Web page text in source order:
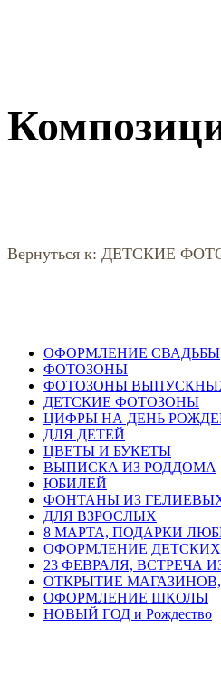
Вернуться к: ДЕТСКИЕ
ОФОРМЛЕНИЕ СВАДЬБЫ
ФОТОЗОНЫ
ФОТОЗОНЫ
ДЕТСКИЕ ФОТОЗОНЫ
ЦИФРЫ НА ДЕНЬ
ДЛЯ ДЕТЕЙ
ЦВЕТЫ И БУКЕТЫ
ВЫПИСКА ИЗ РОДДОМА
ЮБИЛЕЙ
ФОНТАНЫ ИЗ
ДЛЯ ВЗРОСЛЫХ
8 МАРТА, ПОДАРКИ
ОФОРМЛЕНИЕ
23 ФЕВРАЛЯ, ВСТРЕЧА
ОТКРЫТИЕ
ОФОРМЛЕНИЕ ШКОЛЫ
НОВЫЙ ГОД и Рождество